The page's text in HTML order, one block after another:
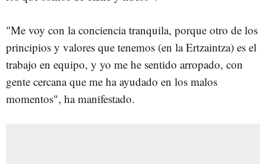
"Me voy con la conciencia tranquila, porque otro de los
principios y valores que tenemos (en la Ertzaintza) es el
trabajo en equipo, y yo me he sentido arropado, con
gente cercana que me ha ayudado en los malos
momentos", ha manifestado.